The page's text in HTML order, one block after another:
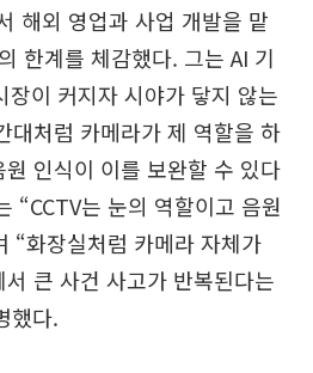
해외 영업과 사업 개발을 맡
한계를 체감했다. 그는 AI 기
장이 커지자 시야가 닿지 않는
대처럼 카메라가 제 역할을 하
인식이 이를 보완할 수 있다
“CCTV는 눈의 역할이고 음원
“화장실처럼 카메라 자체가
큰 사건 사고가 반복된다는
했다.